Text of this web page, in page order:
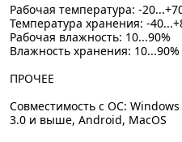
Рабочая температура: -
Температура хранения: -
Рабочая влажность: 10...90%
Влажность хранения: 10...90%
ПРОЧЕЕ
Совместимость с ОС:
3.0 и выше, Android, MacOS